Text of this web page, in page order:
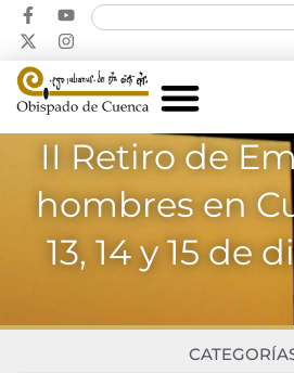
II Retiro de
hombres en
13, 14 y 15 de